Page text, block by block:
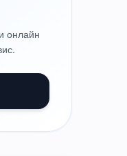
онлайн